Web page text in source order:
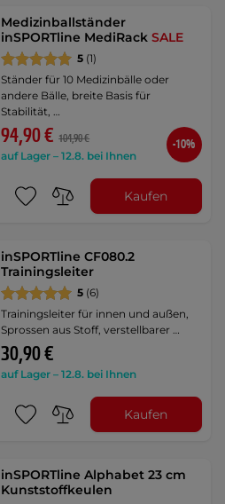
Medizinballständer
inSPORTline MediRackSALE
5 (1)
Ständer für 10 Medizinbälle oder
andere Bälle, breite Basis für
Stabilität, …
94,90 € 104,90 €
auf Lager – 12.8. bei Ihnen
-10%
Kaufen
inSPORTline CF080.2
Trainingsleiter
5 (6)
Trainingsleiter für innen und außen,
Sprossen aus Stoff, verstellbarer …
30,90 €
auf Lager – 12.8. bei Ihnen
Kaufen
inSPORTline Alphabet 23 cm
Kunststoffkeulen